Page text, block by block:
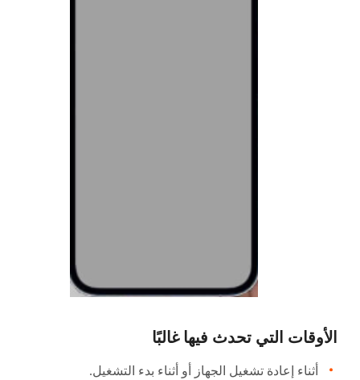
الأوقات التي تحدث فيها غالبًا
أثناء إعادة تشغيل الجهاز أو أثناء بدء التشغيل.